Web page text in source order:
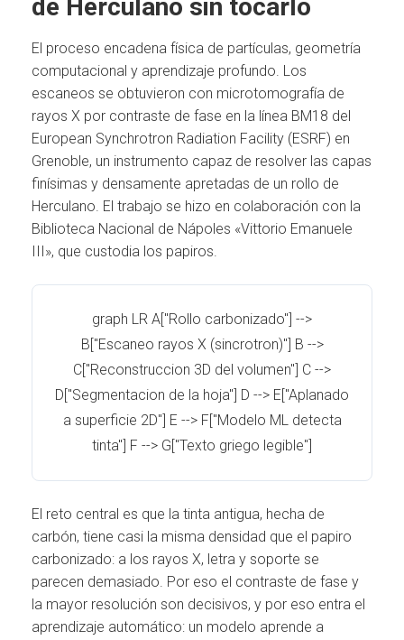
de Herculano sin tocarlo
El proceso encadena física de partículas, geometría
computacional y aprendizaje profundo. Los
escaneos se obtuvieron con microtomografía de
rayos X por contraste de fase en la línea BM18 del
European Synchrotron Radiation Facility (ESRF) en
Grenoble, un instrumento capaz de resolver las capas
finísimas y densamente apretadas de un rollo de
Herculano. El trabajo se hizo en colaboración con la
Biblioteca Nacional de Nápoles «Vittorio Emanuele
III», que custodia los papiros.
graph LR A["Rollo carbonizado"] -->
B["Escaneo rayos X (sincrotron)"] B -->
C["Reconstruccion 3D del volumen"] C -->
D["Segmentacion de la hoja"] D --> E["Aplanado
a superficie 2D"] E --> F["Modelo ML detecta
tinta"] F --> G["Texto griego legible"]
El reto central es que la tinta antigua, hecha de
carbón, tiene casi la misma densidad que el papiro
carbonizado: a los rayos X, letra y soporte se
parecen demasiado. Por eso el contraste de fase y
la mayor resolución son decisivos, y por eso entra el
aprendizaje automático: un modelo aprende a